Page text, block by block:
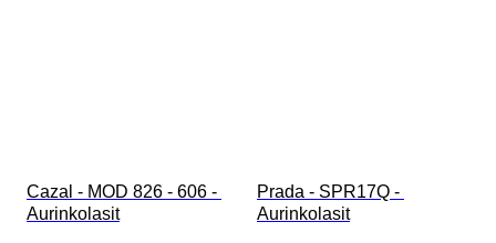
Cazal - MOD 826 - 606 -
Aurinkolasit
Prada - SPR17Q -
Aurinkolasit